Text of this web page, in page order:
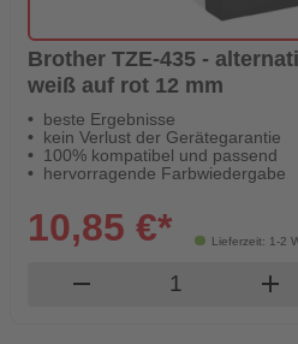
Brother TZE-435 -
weiß auf rot 12 mm
beste Ergebnisse
kein Verlust der Gerätegarantie
100% kompatibel und passend
hervorragende Farbwiedergabe
Lieferzeit: 1-2
10,85 €*
remove Produkt add